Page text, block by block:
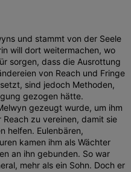
und stammt von der Seele
will dort weitermachen, wo
sorgen, dass die Ausrottung
von Reach und Fringe
sind jedoch Methoden,
gezogen hätte.
gezeugt wurde, um ihm
zu vereinen, damit sie
helfen. Eulenbären,
kamen ihm als Wächter
an ihn gebunden. So war
mehr als ein Sohn. Doch er